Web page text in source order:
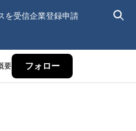
を受信企業登録申請
要 フォロー